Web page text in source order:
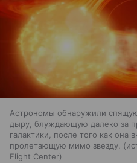
Астрономы обнаружили
дыру, блуждающую далеко за
галактики, после того как она
пролетающую мимо звезду.
Flight Center